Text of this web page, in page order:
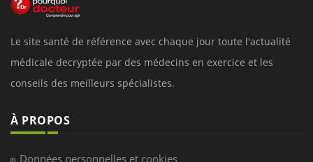
Le site santé de référence avec chaque jour toute l'actualité
médicale decryptée par des médecins en exercice et les
conseils des meilleurs spécialistes.
À PROPOS
Données personnelles et cookies